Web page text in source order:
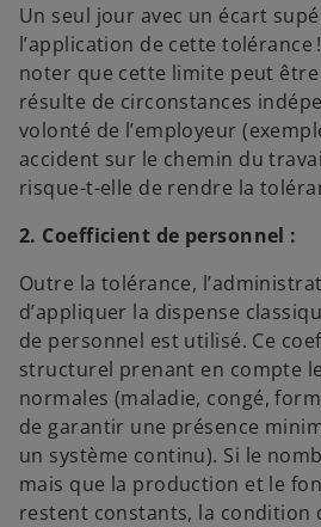
Un seul jour avec un écart
l’application de cette
noter que cette limite peut être
résulte de circonstances
volonté de l’employeur
accident sur le chemin du
risque-t-elle de rendre la
2. Coefficient de personnel :
Outre la tolérance,
d’appliquer la dispense
de personnel est utilisé. Ce
structurel prenant en compte
normales (maladie, congé,
de garantir une présence
un système continu). Si le
mais que la production et le
restent constants, la condition